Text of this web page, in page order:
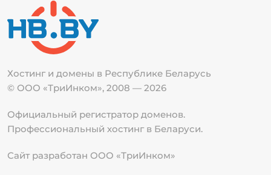
Хостинг и домены в Республике Беларусь
© ООО «ТриИнком», 2008 — 2026
Официальный регистратор доменов.
Профессиональный хостинг в Беларуси.
Сайт разработан ООО «ТриИнком»